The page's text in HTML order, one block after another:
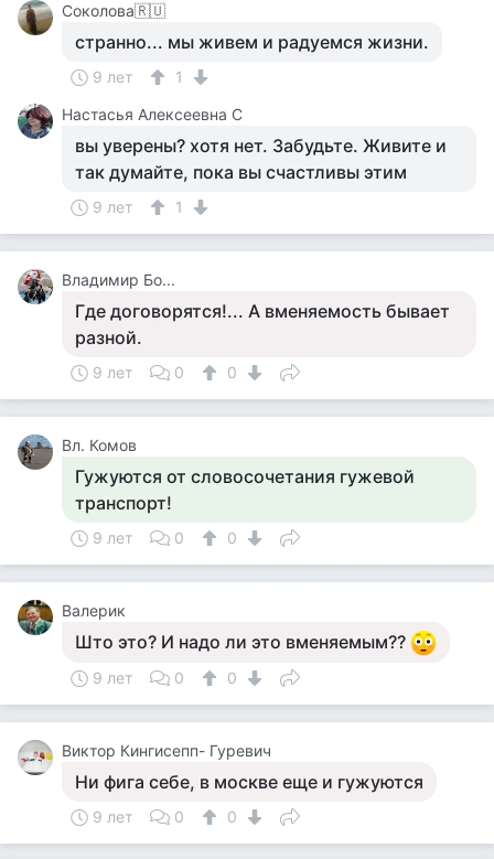
Соколова🇷🇺
странно... мы живем и радуемся жизни.
9 лет
1
Настасья Алексеевна С
вы уверены? хотя нет. Забудьте. Живите и
так думайте, пока вы счастливы этим
9 лет 1
Владимир Бо...
Где договорятся!... А вменяемость бывает
разной.
9 лет 0 0
Вл. Комов
Гужуются от словосочетания гужевой
транспорт!
9 лет 0 0
Валерик
Што это? И надо ли это вменяемым??
9 лет 0 0
Виктор Кингисепп- Гуревич
Ни фига себе, в москве еще и гужуются
9 лет 0 0